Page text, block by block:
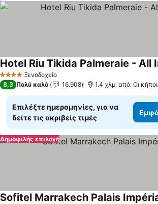
4 ΑστέριαΞενοδοχείο
Hotel Riu Tikida Palmeraie - All
8,3 Πολύ καλό 16.908 1.4 χλμ. από: Οι
Επιλέξτε ημερομηνίες, για να
δείτε τις ακριβείς τιμές
Δημοφιλής επιλογή
Sofitel Marrakech Palais